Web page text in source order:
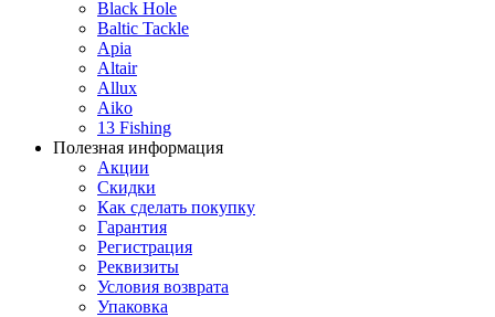
Black Hole
Baltic Tackle
Apia
Altair
Allux
Aiko
13 Fishing
Полезная информация
Акции
Скидки
Как сделать покупку
Гарантия
Регистрация
Реквизиты
Условия возврата
Упаковка